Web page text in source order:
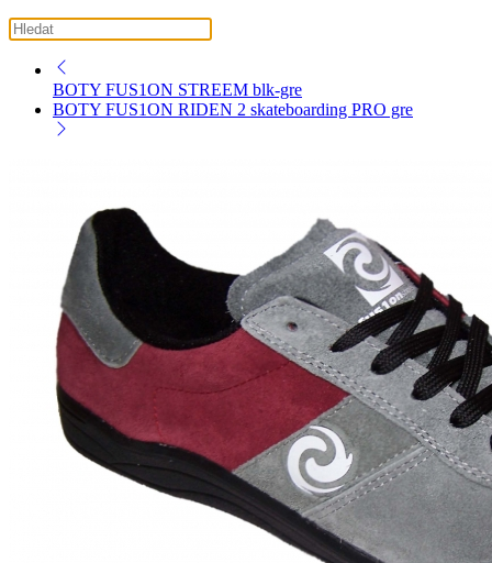
BOTY FUS1ON STREEM blk-gre
BOTY FUS1ON RIDEN 2 skateboarding PRO gre